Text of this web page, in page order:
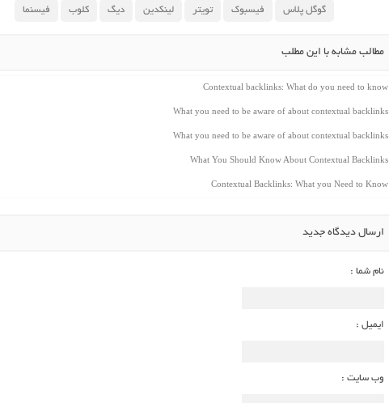
گوگل پلاس فیسبوک تویتر لینکدین دیگ کلوب فیسنما
مطالب مشابه با این مطلب
Contextual backlinks: What do you need to know
What you need to be aware of about contextual backlinks
What you need to be aware of about contextual backlinks
What You Should Know About Contextual Backlinks
Contextual Backlinks: What you Need to Know
ارسال دیدگاه جدید
نام شما :
ایمیل :
وب سایت :